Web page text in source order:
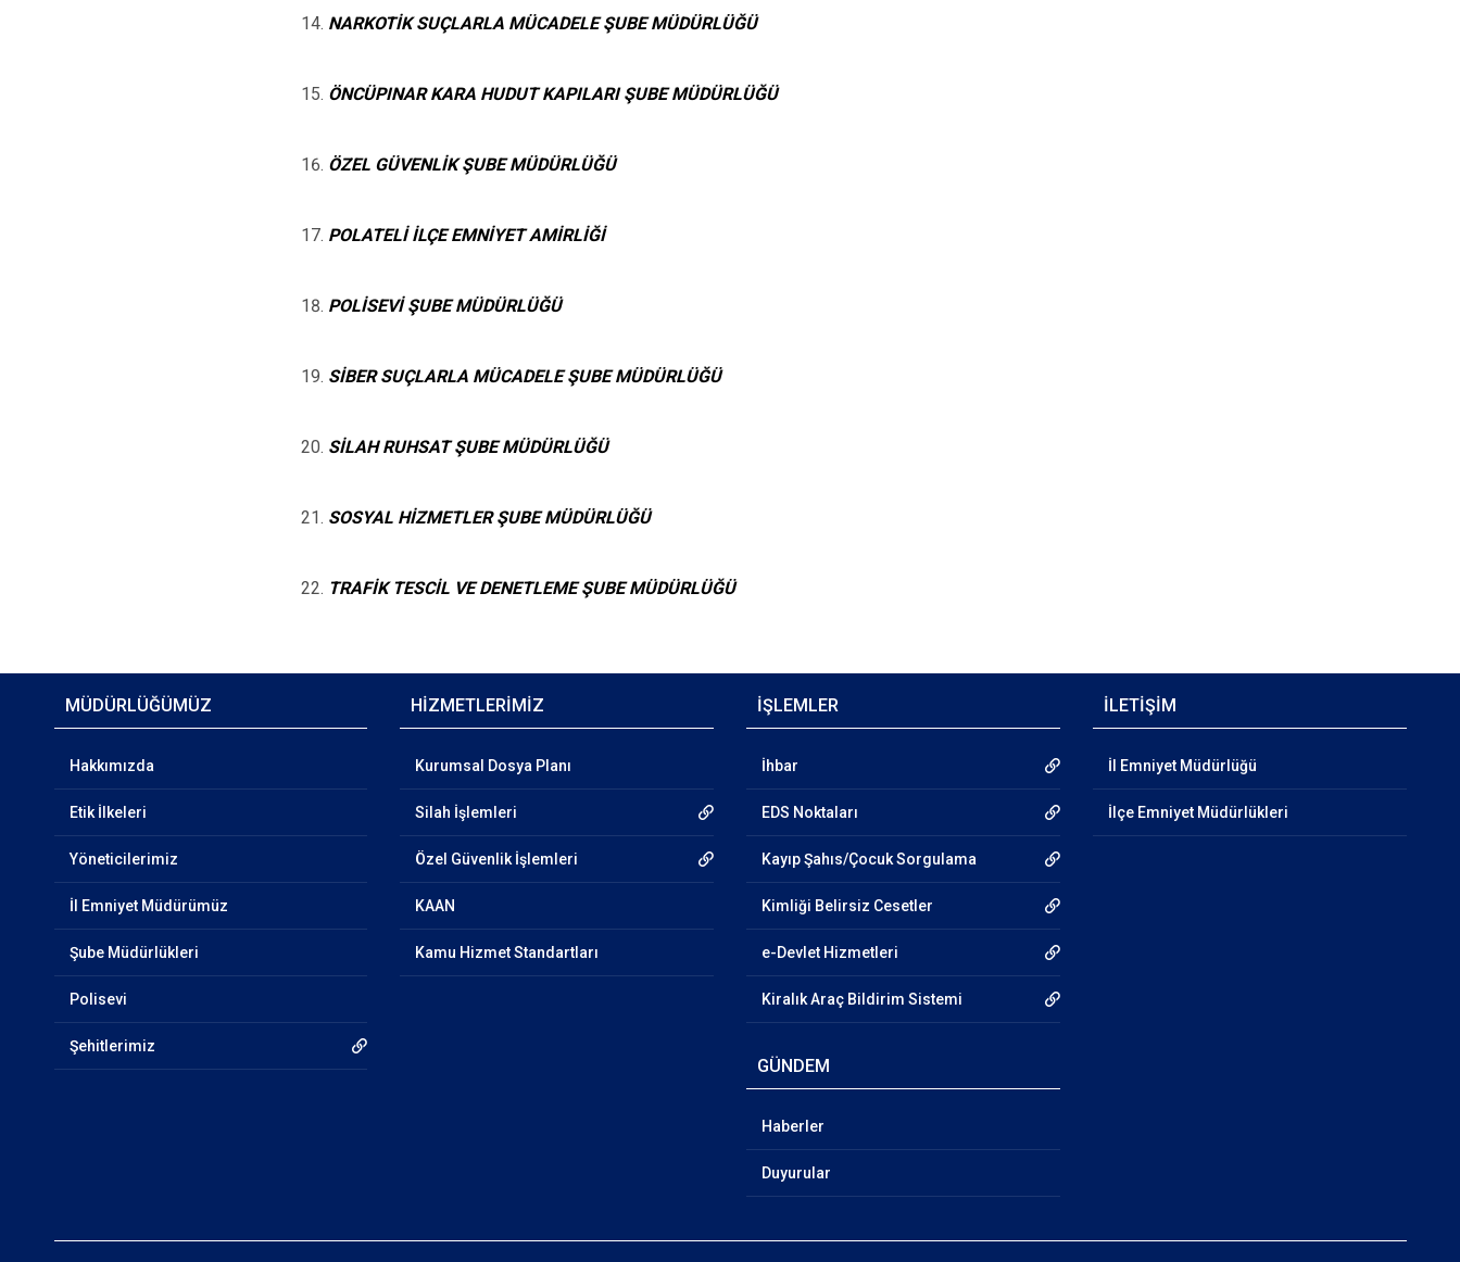
NARKOTİK SUÇLARLA MÜCADELE ŞUBE MÜDÜRLÜĞÜ
ÖNCÜPINAR KARA HUDUT KAPILARI ŞUBE MÜDÜRLÜĞÜ
ÖZEL GÜVENLİK ŞUBE MÜDÜRLÜĞÜ
POLATELİ İLÇE EMNİYET AMİRLİĞİ
POLİSEVİ ŞUBE MÜDÜRLÜĞÜ
SİBER SUÇLARLA MÜCADELE ŞUBE MÜDÜRLÜĞÜ
SİLAH RUHSAT ŞUBE MÜDÜRLÜĞÜ
SOSYAL HİZMETLER ŞUBE MÜDÜRLÜĞÜ
TRAFİK TESCİL VE DENETLEME ŞUBE MÜDÜRLÜĞÜ
MÜDÜRLÜĞÜMÜZ
Hakkımızda
Etik İlkeleri
Yöneticilerimiz
İl Emniyet Müdürümüz
Şube Müdürlükleri
Polisevi
Şehitlerimiz
HİZMETLERİMİZ
Kurumsal Dosya Planı
Silah İşlemleri
Özel Güvenlik İşlemleri
KAAN
Kamu Hizmet Standartları
İŞLEMLER
İhbar
EDS Noktaları
Kayıp Şahıs/Çocuk Sorgulama
Kimliği Belirsiz Cesetler
e-Devlet Hizmetleri
Kiralık Araç Bildirim Sistemi
GÜNDEM
Haberler
Duyurular
İLETİŞİM
İl Emniyet Müdürlüğü
İlçe Emniyet Müdürlükleri